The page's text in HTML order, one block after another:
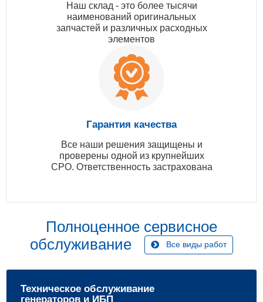
Наш склад - это более тысячи
наименований оригинальных
запчастей и различных расходных
элементов
Гарантия качества
Все наши решения защищены и
проверены одной из крупнейших
СРО. Ответственность застрахована
Полноценное сервисное
обслуживание
Все виды работ
Техническое обслуживание
генераторов и ИБП